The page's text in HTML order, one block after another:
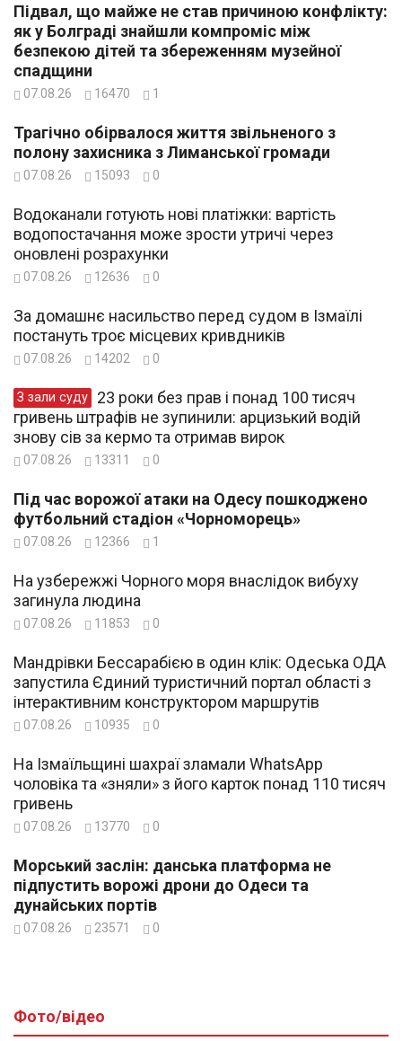
Підвал, що майже не став причиною конфлікту:
як у Болграді знайшли компроміс між
безпекою дітей та збереженням музейної
спадщини
07.08.26 16470 1
Трагічно обірвалося життя звільненого з
полону захисника з Лиманської громади
07.08.26 15093 0
Водоканали готують нові платіжки: вартість
водопостачання може зрости утричі через
оновлені розрахунки
07.08.26 12636 0
За домашнє насильство перед судом в Ізмаїлі
постануть троє місцевих кривдників
07.08.26 14202 0
З зали суду
гривень штрафів не зупинили: арцизький водій
знову сів за кермо та отримав вирок
07.08.26 13311 0
Під час ворожої атаки на Одесу пошкоджено
футбольний стадіон «Чорноморець»
07.08.26 12366 1
На узбережжі Чорного моря внаслідок вибуху
загинула людина
07.08.26 11853 0
Мандрівки Бессарабією в один клік: Одеська ОДА
запустила Єдиний туристичний портал області з
інтерактивним конструктором маршрутів
07.08.26 10935 0
На Ізмаїльщині шахраї зламали WhatsApp
чоловіка та «зняли» з його карток понад 110 тисяч
гривень
07.08.26 13770 0
Морський заслін: данська платформа не
підпустить ворожі дрони до Одеси та
дунайських портів
07.08.26 23571 0
Фото/відео